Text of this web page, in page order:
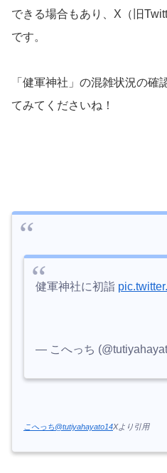
できる場合もあり、X（旧
です。
「健軍神社」の混雑状況の
てみてくださいね！
健軍神社に初詣
— こへっち
こへっち@tutiyahayato14Xより引用